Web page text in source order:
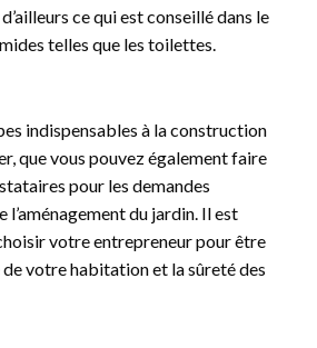
ce qui est conseillé dans le
telles que les toilettes.
indispensables à la construction
que vous pouvez également faire
pour les demandes
du jardin. Il est
votre entrepreneur pour être
votre habitation et la sûreté des